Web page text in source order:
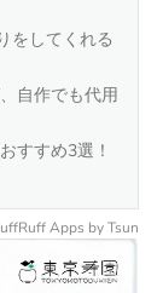
をしてくれる
自作でも代用
すすめ3選！
Apps byTsun